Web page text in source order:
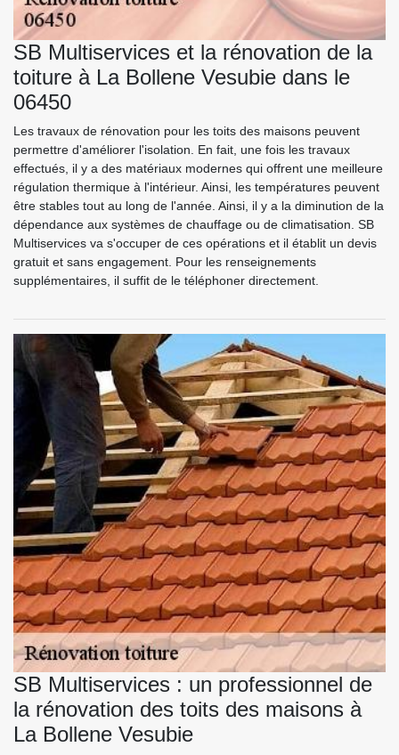
SB Multiservices et la rénovation de la
toiture à La Bollene Vesubie dans le
06450
Les travaux de rénovation pour les toits des maisons peuvent
permettre d'améliorer l'isolation. En fait, une fois les travaux
effectués, il y a des matériaux modernes qui offrent une meilleure
régulation thermique à l'intérieur. Ainsi, les températures peuvent
être stables tout au long de l'année. Ainsi, il y a la diminution de la
dépendance aux systèmes de chauffage ou de climatisation. SB
Multiservices va s'occuper de ces opérations et il établit un devis
gratuit et sans engagement. Pour les renseignements
supplémentaires, il suffit de le téléphoner directement.
SB Multiservices : un professionnel de
la rénovation des toits des maisons à
La Bollene Vesubie